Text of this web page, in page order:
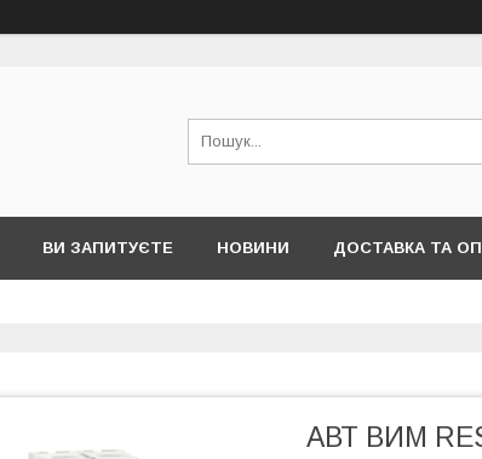
ВИ ЗАПИТУЄТЕ НОВИНИ ДОСТАВКА ТА
АВТ ВИМ